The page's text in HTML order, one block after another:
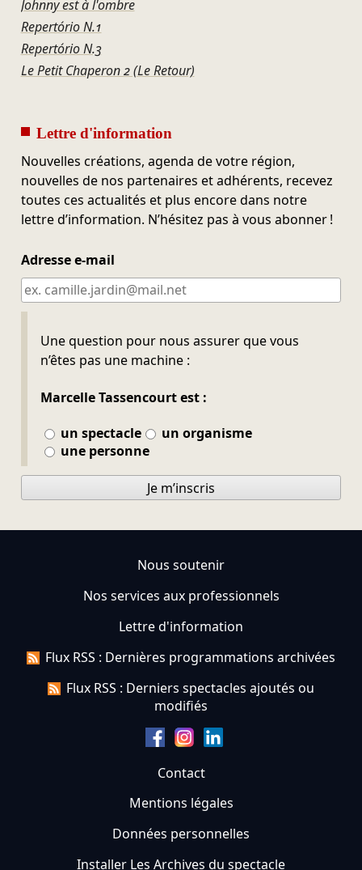
Johnny est à l'ombre
Repertório N.1
Repertório N.3
Le Petit Chaperon 2 (Le Retour)
Lettre d'information
Nouvelles créations, agenda de votre région,
nouvelles de nos partenaires et adhérents, recevez
toutes ces actualités et plus encore dans notre
lettre d’information. N’hésitez pas à vous abonner !
Adresse e-mail
Une question pour nous assurer que vous
n’êtes pas une machine :
Marcelle Tassencourt est :
un spectacle
un organisme
une personne
Ne pas remplir
Je m’inscris
Nous soutenir
Nos services aux professionnels
Lettre d'information
Flux RSS : Dernières programmations archivées
Flux RSS : Derniers spectacles ajoutés ou
modifiés
Contact
Mentions légales
Données personnelles
Installer Les Archives du spectacle